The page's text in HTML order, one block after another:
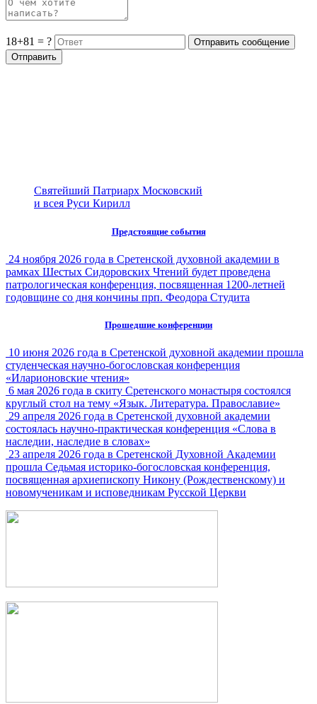
18+81 = ?
Святейший Патриарх Московский
и всея Руси Кирилл
Предстоящие события
24 ноября 2026 года в Сретенской духовной академии в
рамках Шестых Сидоровских Чтений будет проведена
патрологическая конференция, посвященная 1200-летней
годовщине со дня кончины прп. Феодора Студита
Прошедшие конференции
10 июня 2026 года в Сретенской духовной академии прошла
студенческая научно-богословская конференция
«Иларионовские чтения»
6 мая 2026 года в скиту Сретенского монастыря состоялся
круглый стол на тему «Язык. Литература. Православие»
29 апреля 2026 года в Сретенской духовной академии
состоялась научно-практическая конференция «Слова в
наследии, наследие в словах»
23 апреля 2026 года в Сретенской Духовной Академии
прошла Седьмая историко-богословская конференция,
посвященная архиепископу Никону (Рождественскому) и
новомученикам и исповедникам Русской Церкви